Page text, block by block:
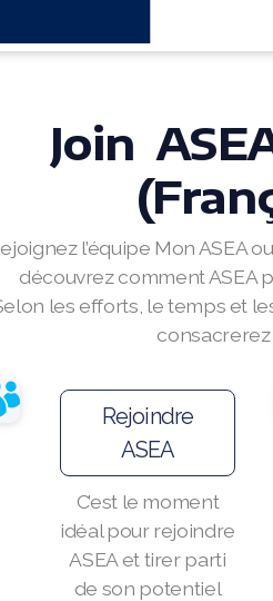
Join
l’équipe Mon ASEA
découvrez comment ASEA
les efforts, le temps et
consacrerez
Rejoindre
ASEA
C’est le moment
idéal pour rejoindre
ASEA et tirer parti
de son potentiel